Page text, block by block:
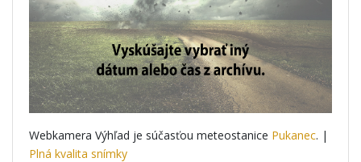
Webkamera Výhľad je súčasťou meteostanice Pukanec. |
Plná kvalita snímky